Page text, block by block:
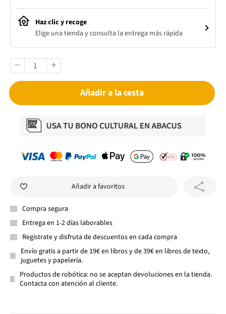
Haz clic y recoge
Elige una tienda y consulta la entrega más rápida
Añadir a la cesta
Añadir a favoritos
Compra segura
Entrega en 1-2 días laborables
Regístrate y disfruta de descuentos en cada compra
Envío gratis a partir de 19€ en libros y de 39€ en libros de texto,
juguetes y papelería.
Productos de robótica: no se aceptan devoluciones en la tienda.
Contacta con atención al cliente.